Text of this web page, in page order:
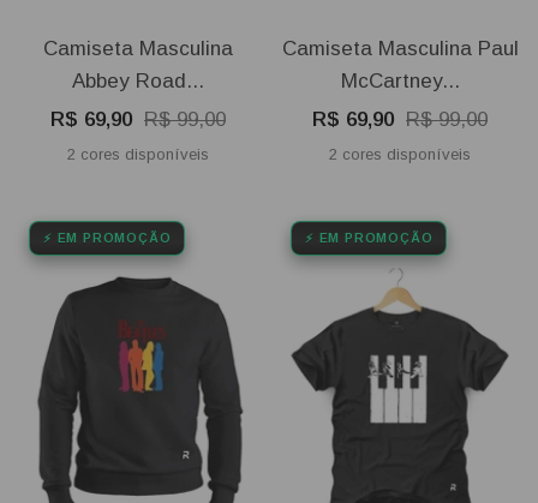
Camiseta Masculina
Abbey Road...
Preço
promocional
R$ 69,90 Preço
normal
R$ 99,00
2 cores disponíveis
Camiseta Masculina Paul
McCartney...
Preço
promocional
R$ 69,90 Preço
normal
R$ 99,00
2 cores disponíveis
⚡ EM PROMOÇÃO ⚡ EM PROMOÇÃO